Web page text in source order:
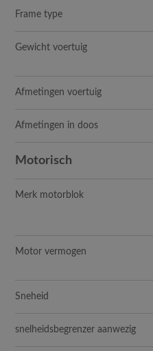
Frame type
Gewicht voertuig
Afmetingen voertuig
Afmetingen in doos
Motorisch
Merk motorblok
Motor vermogen
Sneheid
snelheidsbegrenzer aanwezig